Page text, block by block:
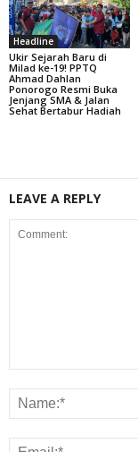
Headline
Ukir Sejarah Baru di
Milad ke-19! PPTQ
Ahmad Dahlan
Ponorogo Resmi Buka
Jenjang SMA & Jalan
Sehat Bertabur Hadiah
LEAVE A REPLY